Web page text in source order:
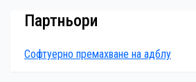
Партньори
Софтуерно премахване на адблу